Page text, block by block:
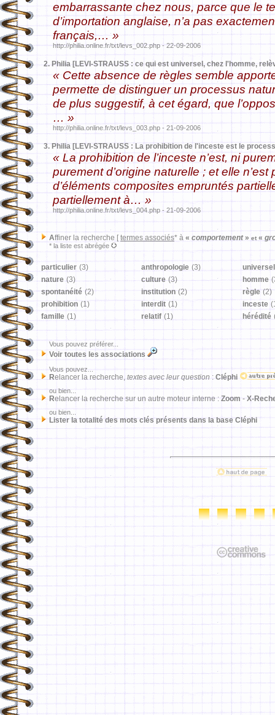
embarrassante chez nous, parce que le
d’importation anglaise, n’a pas
français,… »
http://philia.online.fr/txt/levs_002.php - 22-09-2006
2. Philia [LEVI-STRAUSS : ce qui est universel, chez l'homme,
« Cette absence de règles semble
permette de distinguer un processus
de plus suggestif, à cet égard, que
… »
http://philia.online.fr/txt/levs_003.php - 21-09-2006
3. Philia [LEVI-STRAUSS : La prohibition de l'inceste est le
« La prohibition de l’inceste n’est, ni
purement d’origine naturelle ; et elle
d’éléments composites empruntés
partiellement à… »
http://philia.online.fr/txt/levs_004.php - 21-09-2006
Affiner la recherche [ termes associés* à « comportement» et «
* la liste est abrégée
particulier (3) anthropologie (3)
universel
nature (3) culture (3) homme
spontanéité (2) institution (2) règle (2)
prohibition (1) interdit (1) inceste
famille (1) relatif (1) hérédité
Vous pouvez préférer...
Voir toutes les associations
Vous pouvez...
Relancer la recherche, textes avec leur question : Cléphi
ou bien...
Relancer la recherche sur un autre moteur interne : Zoom - X-
ou bien...
Lister la totalité des mots clés présents dans la base Cléphi